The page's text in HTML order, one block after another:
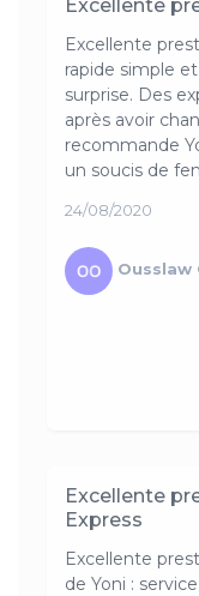
Excellente
Excellente
rapide simple
surprise. Des
après avoir
recommande
un soucis de
24/08/2020
Ousslaw
Excellente
Express
Excellente
de Yoni :